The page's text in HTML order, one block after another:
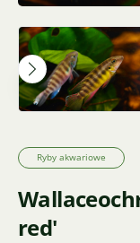
Ryby akwariowe
red'